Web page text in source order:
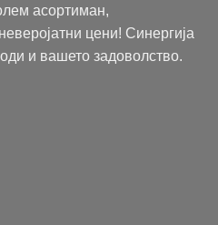
асортиман,
цени! Синергија
и вашето задоволство.